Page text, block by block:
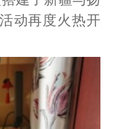
动再度火热开